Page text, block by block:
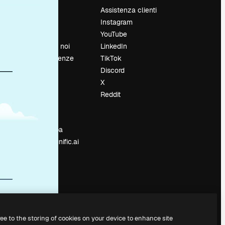
Lavora con noi
Cerca tendenze
contenuti
Sala stampa
Cerchi magnific.ai
Assistenza clienti
Instagram
YouTube
LinkedIn
TikTok
Discord
X
Reddit
to the storing of cookies on your device to enhance site